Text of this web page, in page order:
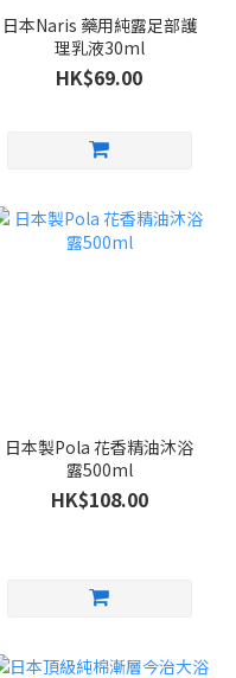
日本Naris 藥用純露足部護
理乳液30ml
HK$69.00
日本製Pola 花香精油沐浴
露500ml
HK$108.00